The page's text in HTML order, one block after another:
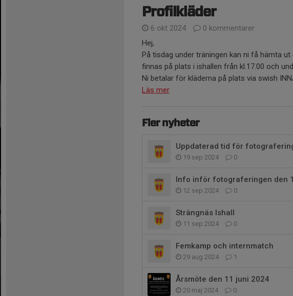
Profilkläder
6 okt 2024
0 kommentarer
Hej,
På tisdag under träningen kan ni få hämta
finnas på plats i ishallen från kl.17.00 och
Ni betalar för kläderna på plats via swish
Läs mer
Fler nyheter
Uppdaterad tid för
19 sep 2024 0
Info inför fotograferingen den
12 sep 2024 0
Strängnäs Ishall
11 sep 2024 0
Femkamp och internmatch
29 aug 2024 1
Årsmöte den 11 juni 2024
20 maj 2024 0